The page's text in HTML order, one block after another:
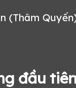
(Thâm
đầu